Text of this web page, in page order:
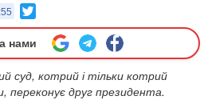
нами
суд, котрий і тільки котрий
переконує друг президента.